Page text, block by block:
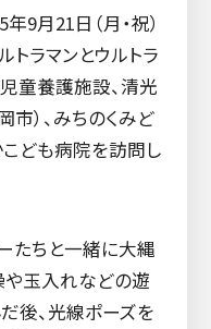
9月21日（月・祝）
トラマンとウルトラ
童養護施設、清光
市）、みちのくみど
こども病院を訪問し
たちと一緒に大縄
や玉入れなどの遊
後、光線ポーズを